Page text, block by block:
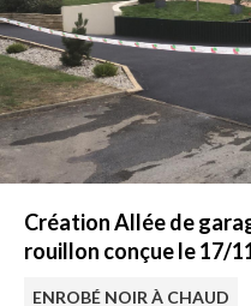
Création Allée de
rouillon conçue le 17/
ENROBÉ NOIR À CHAUD